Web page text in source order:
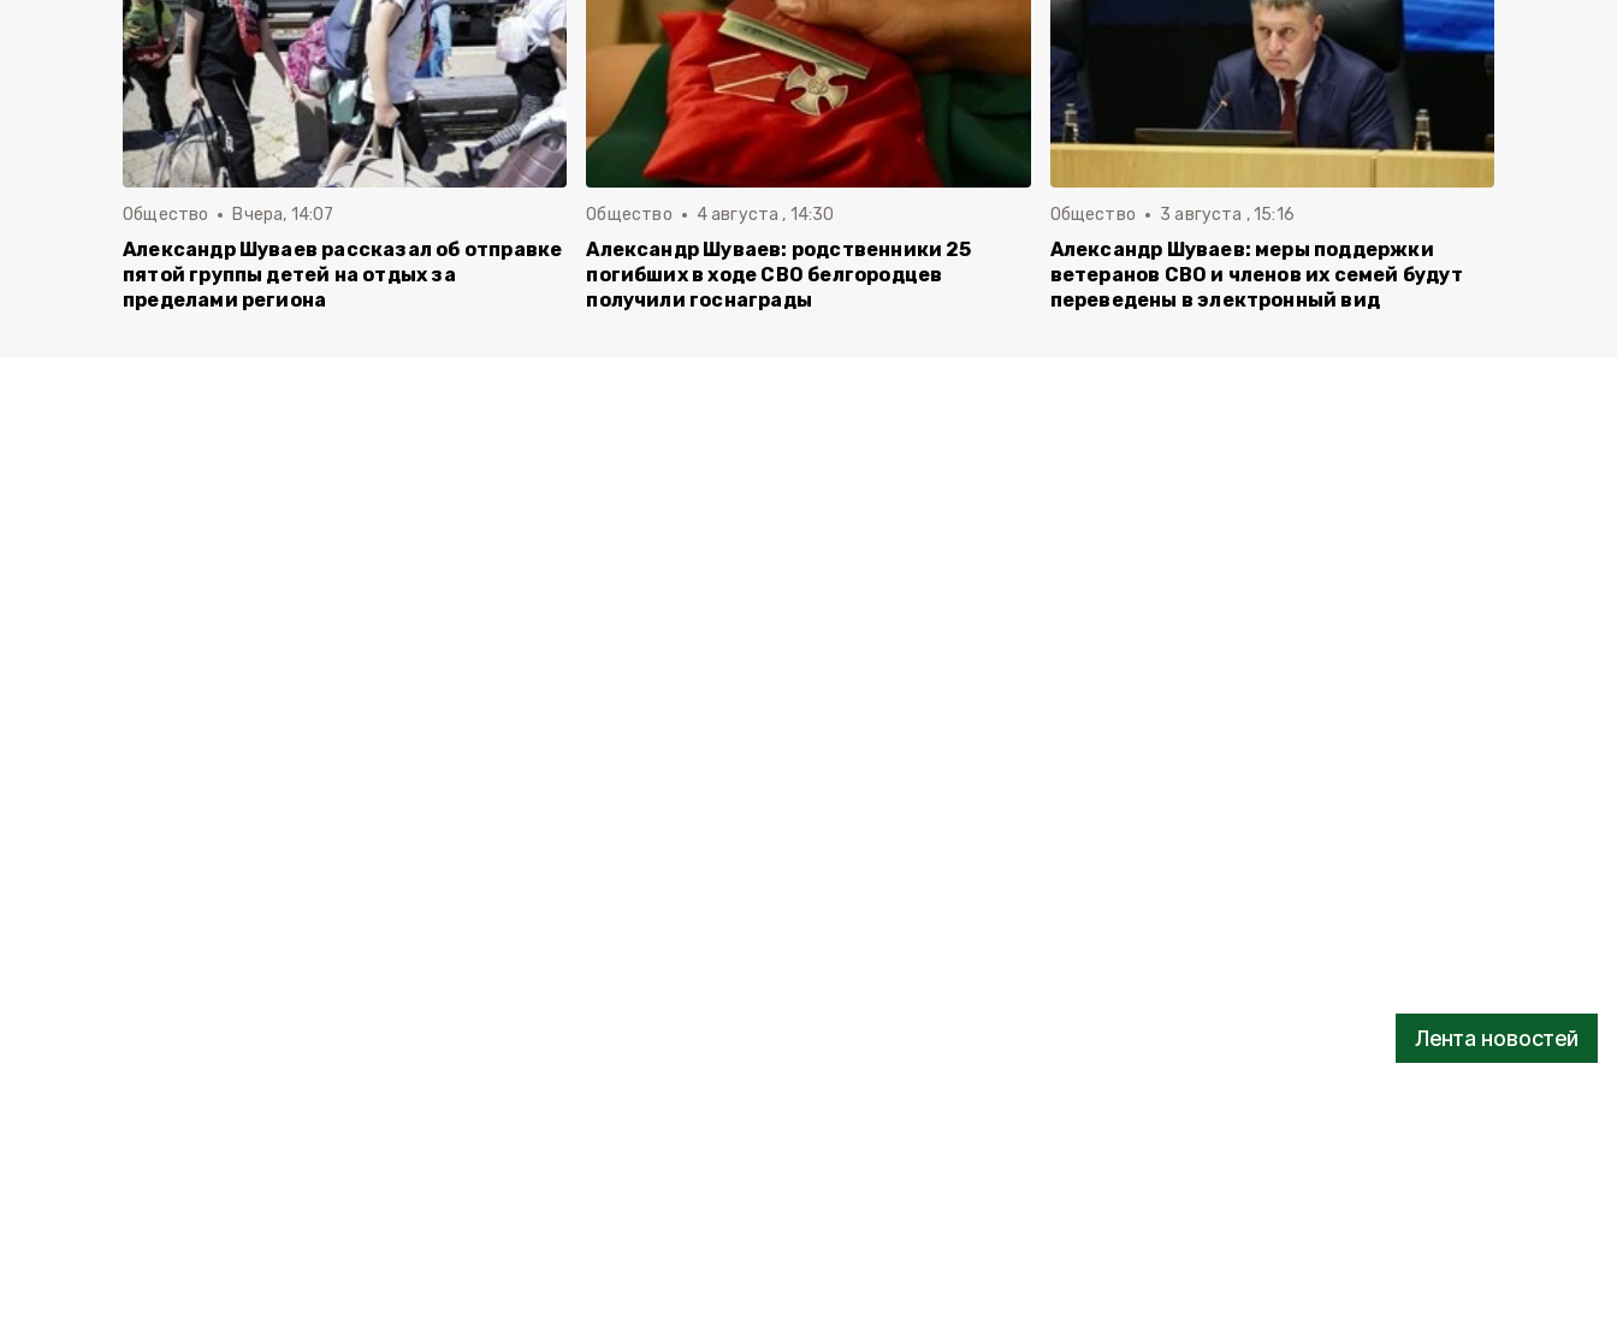
Лента новостей
Общество Вчера, 14:07
Александр Шуваев рассказал об отправке
пятой группы детей на отдых за
пределами региона
Общество 4 августа , 14:30
Александр Шуваев: родственники 25
погибших в ходе СВО белгородцев
получили госнаграды
Общество 3 августа , 15:16
Александр Шуваев: меры поддержки
ветеранов СВО и членов их семей будут
переведены в электронный вид